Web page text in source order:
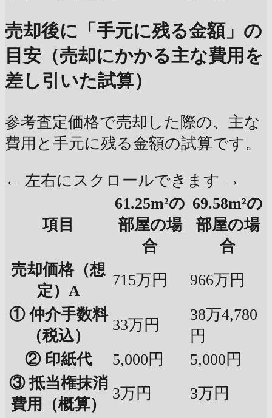
売却後に「手元に残る金額」の
目安（売却にかかる主な費用を
差し引いた試算）
参考査定価格で売却した際の、主な
費用と手元に残る金額の試算です。
← 左右にスクロールできます →
項目
61.25m²の
部屋の場
合
69.58m²の
部屋の場
合
売却価格（想
定）A
715万円
966万円
① 仲介手数料
（税込）
33万円
38万4,780
円
② 印紙代
5,000円
5,000円
③ 抵当権抹消
費用（概算）
3万円
3万円